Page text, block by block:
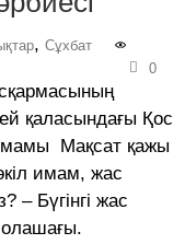
, Сұхбат
0
қаласындағы Қос
Мақсат қажы
имам, жас
– Бүгінгі жас